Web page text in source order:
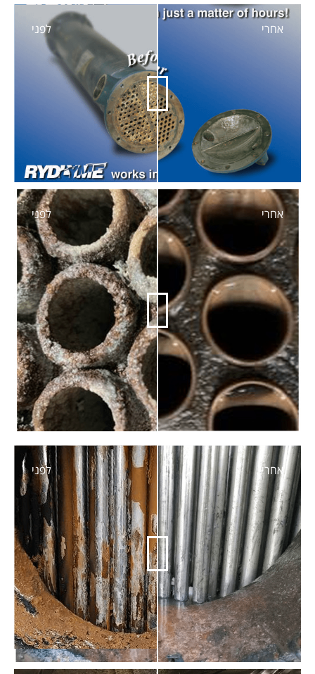
לפני אחרי
לפני אחרי
לפני אחרי